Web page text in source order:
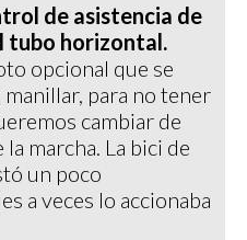
de asistencia de
tubo horizontal.
opcional que se
para no tener
cambiar de
marcha. La bici de
un poco
a veces lo accionaba